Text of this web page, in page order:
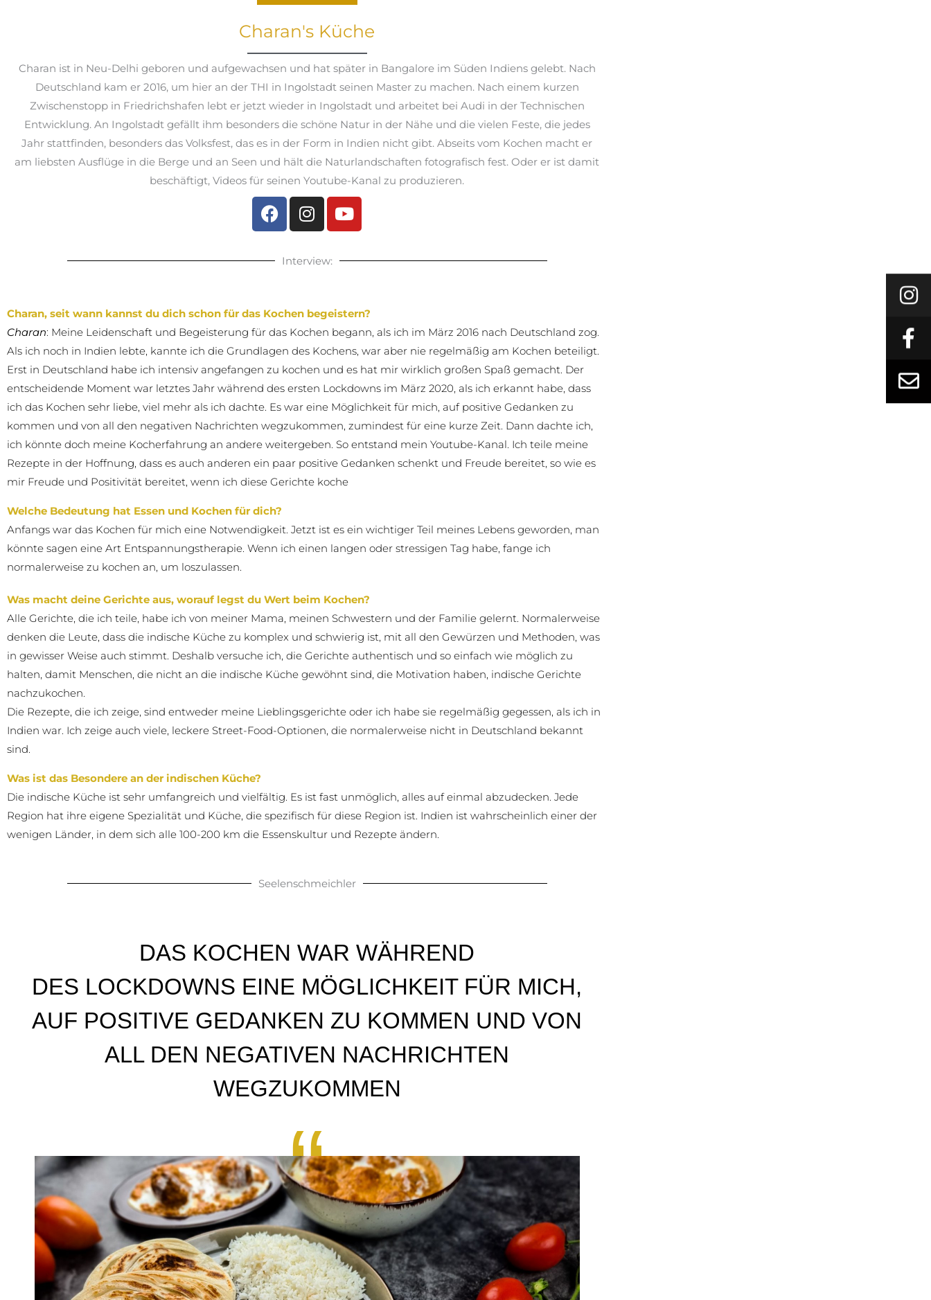
Charan's Küche
Charan ist in Neu-Delhi geboren und aufgewachsen und hat später in Bangalore im Süden Indiens gelebt. Nach
Deutschland kam er 2016, um hier an der THI in Ingolstadt seinen Master zu machen. Nach einem kurzen
Zwischenstopp in Friedrichshafen lebt er jetzt wieder in Ingolstadt und arbeitet bei Audi in der Technischen
Entwicklung. An Ingolstadt gefällt ihm besonders die schöne Natur in der Nähe und die vielen Feste, die jedes
Jahr stattfinden, besonders das Volksfest, das es in der Form in Indien nicht gibt. Abseits vom Kochen macht er
am liebsten Ausflüge in die Berge und an Seen und hält die Naturlandschaften fotografisch fest. Oder er ist damit
beschäftigt, Videos für seinen Youtube-Kanal zu produzieren.
Interview:
Charan, seit wann kannst du dich schon für das Kochen begeistern?
Charan: Meine Leidenschaft und Begeisterung für das Kochen begann, als ich im März 2016 nach Deutschland zog.
Als ich noch in Indien lebte, kannte ich die Grundlagen des Kochens, war aber nie regelmäßig am Kochen beteiligt.
Erst in Deutschland habe ich intensiv angefangen zu kochen und es hat mir wirklich großen Spaß gemacht. Der
entscheidende Moment war letztes Jahr während des ersten Lockdowns im März 2020, als ich erkannt habe, dass
ich das Kochen sehr liebe, viel mehr als ich dachte. Es war eine Möglichkeit für mich, auf positive Gedanken zu
kommen und von all den negativen Nachrichten wegzukommen, zumindest für eine kurze Zeit. Dann dachte ich,
ich könnte doch meine Kocherfahrung an andere weitergeben. So entstand mein Youtube-Kanal. Ich teile meine
Rezepte in der Hoffnung, dass es auch anderen ein paar positive Gedanken schenkt und Freude bereitet, so wie es
mir Freude und Positivität bereitet, wenn ich diese Gerichte koche
Welche Bedeutung hat Essen und Kochen für dich?
Anfangs war das Kochen für mich eine Notwendigkeit. Jetzt ist es ein wichtiger Teil meines Lebens geworden, man
könnte sagen eine Art Entspannungstherapie. Wenn ich einen langen oder stressigen Tag habe, fange ich
normalerweise zu kochen an, um loszulassen.
Was macht deine Gerichte aus, worauf legst du Wert beim Kochen?
Alle Gerichte, die ich teile, habe ich von meiner Mama, meinen Schwestern und der Familie gelernt. Normalerweise
denken die Leute, dass die indische Küche zu komplex und schwierig ist, mit all den Gewürzen und Methoden, was
in gewisser Weise auch stimmt. Deshalb versuche ich, die Gerichte authentisch und so einfach wie möglich zu
halten, damit Menschen, die nicht an die indische Küche gewöhnt sind, die Motivation haben, indische Gerichte
nachzukochen.
Die Rezepte, die ich zeige, sind entweder meine Lieblingsgerichte oder ich habe sie regelmäßig gegessen, als ich in
Indien war. Ich zeige auch viele, leckere Street-Food-Optionen, die normalerweise nicht in Deutschland bekannt
sind.
Was ist das Besondere an der indischen Küche?
Die indische Küche ist sehr umfangreich und vielfältig. Es ist fast unmöglich, alles auf einmal abzudecken. Jede
Region hat ihre eigene Spezialität und Küche, die spezifisch für diese Region ist. Indien ist wahrscheinlich einer der
wenigen Länder, in dem sich alle 100-200 km die Essenskultur und Rezepte ändern.
Seelenschmeichler
DAS KOCHEN WAR WÄHREND
DES LOCKDOWNS EINE MÖGLICHKEIT FÜR MICH,
AUF POSITIVE GEDANKEN ZU KOMMEN UND VON
ALL DEN NEGATIVEN NACHRICHTEN
WEGZUKOMMEN
“